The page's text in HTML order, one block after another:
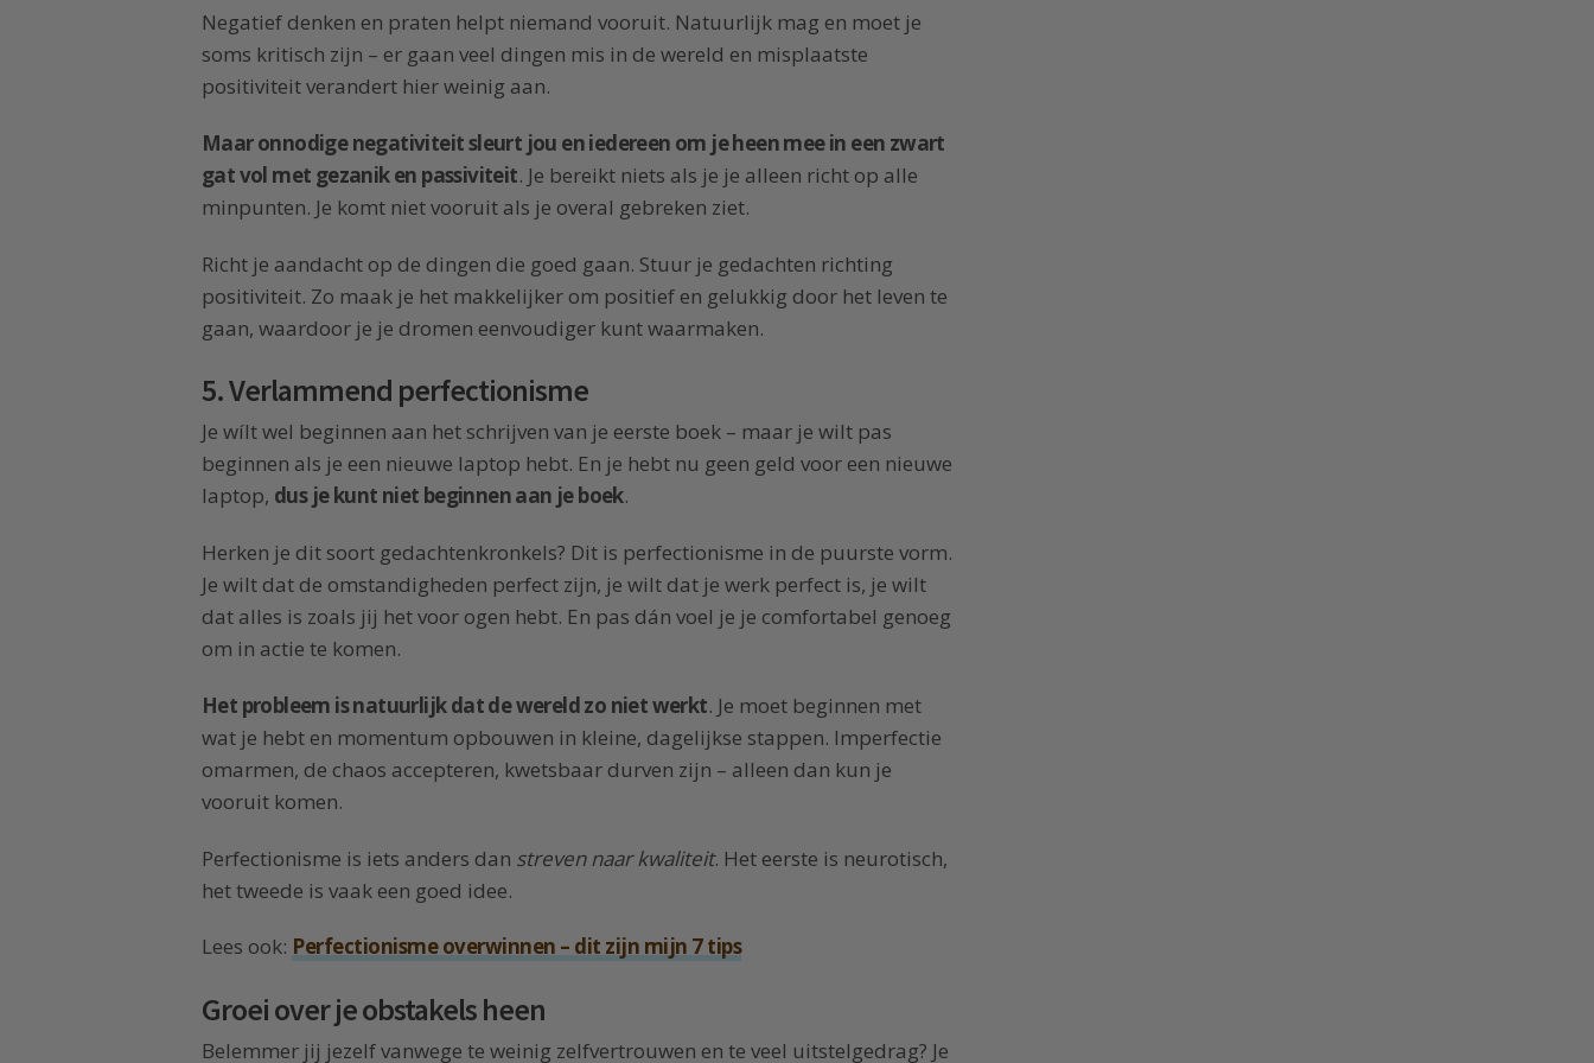
Negatief denken en praten helpt niemand vooruit. Natuurlijk mag en moet je
soms kritisch zijn – er gaan veel dingen mis in de wereld en misplaatste
positiviteit verandert hier weinig aan.
Maar onnodige negativiteit sleurt jou en iedereen om je heen mee in een zwart
gat vol met gezanik en passiviteit. Je bereikt niets als je je alleen richt op alle
minpunten. Je komt niet vooruit als je overal gebreken ziet.
Richt je aandacht op de dingen die goed gaan. Stuur je gedachten richting
positiviteit. Zo maak je het makkelijker om positief en gelukkig door het leven te
gaan, waardoor je je dromen eenvoudiger kunt waarmaken.
5. Verlammend perfectionisme
Je wílt wel beginnen aan het schrijven van je eerste boek – maar je wilt pas
beginnen als je een nieuwe laptop hebt. En je hebt nu geen geld voor een nieuwe
laptop, dus je kunt niet beginnen aan je boek.
Herken je dit soort gedachtenkronkels? Dit is perfectionisme in de puurste vorm.
Je wilt dat de omstandigheden perfect zijn, je wilt dat je werk perfect is, je wilt
dat alles is zoals jij het voor ogen hebt. En pas dán voel je je comfortabel genoeg
om in actie te komen.
Het probleem is natuurlijk dat de wereld zo niet werkt. Je moet beginnen met
wat je hebt en momentum opbouwen in kleine, dagelijkse stappen. Imperfectie
omarmen, de chaos accepteren, kwetsbaar durven zijn – alleen dan kun je
vooruit komen.
Perfectionisme is iets anders dan streven naar kwaliteit. Het eerste is neurotisch,
het tweede is vaak een goed idee.
Lees ook: Perfectionisme overwinnen – dit zijn mijn 7 tips
Groei over je obstakels heen
Belemmer jij jezelf vanwege te weinig zelfvertrouwen en te veel uitstelgedrag? Je